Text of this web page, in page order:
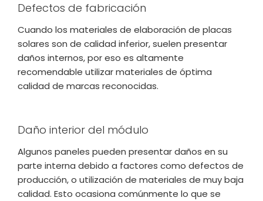
Defectos de fabricación
Cuando los materiales de elaboración de placas
solares son de calidad inferior, suelen presentar
daños internos, por eso es altamente
recomendable utilizar materiales de óptima
calidad de marcas reconocidas.
Daño interior del módulo
Algunos paneles pueden presentar daños en su
parte interna debido a factores como defectos de
producción, o utilización de materiales de muy baja
calidad. Esto ocasiona comúnmente lo que se